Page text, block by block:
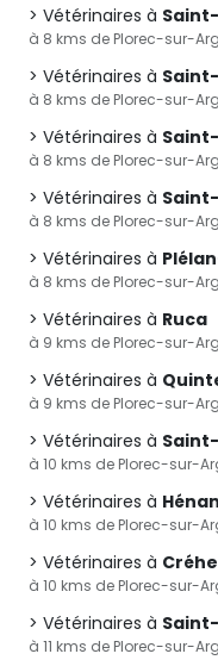
Vétérinaires à
à 8 kms de Plorec-sur-
Vétérinaires à
à 8 kms de Plorec-sur-
Vétérinaires à
à 8 kms de Plorec-sur-
Vétérinaires à
à 8 kms de Plorec-sur-
Vétérinaires à
à 8 kms de Plorec-sur-
Vétérinaires à Ruca
à 9 kms de Plorec-sur-
Vétérinaires à
à 9 kms de Plorec-sur-
Vétérinaires à
à 10 kms de Plorec-sur-
Vétérinaires à
à 10 kms de Plorec-sur-
Vétérinaires à
à 10 kms de Plorec-sur-
Vétérinaires à
à 11 kms de Plorec-sur-